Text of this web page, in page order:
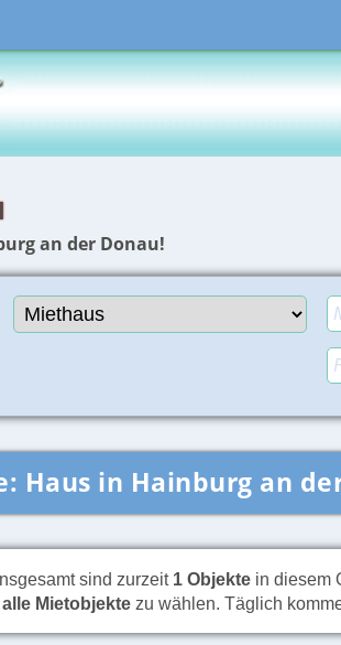
an der Donau!
Haus in Hainburg an
sind zurzeit 1 Objekte in diesem
alle Mietobjekte zu wählen. Täglich